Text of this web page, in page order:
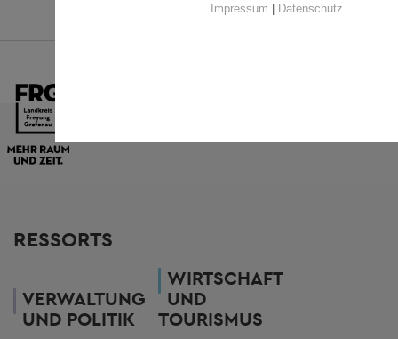
RESSORTS
VERWALTUNG
UND POLITIK
WIRTSCHAFT
UND
TOURISMUS
Impressum | Datenschutz